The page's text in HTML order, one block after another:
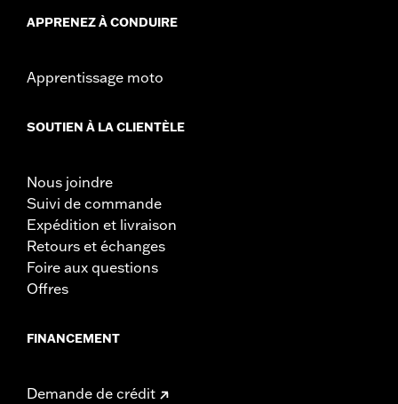
APPRENEZ À CONDUIRE
Apprentissage moto
SOUTIEN À LA CLIENTÈLE
Nous joindre
Suivi de commande
Expédition et livraison
Retours et échanges
Foire aux questions
Offres
FINANCEMENT
Demande de crédit